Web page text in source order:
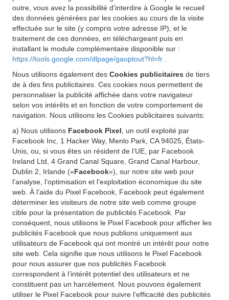
outre, vous avez la possibilité d'interdire à Google le recueil
des données générées par les cookies au cours de la visite
effectuée sur le site (y compris votre adresse IP), et le
traitement de ces données, en téléchargeant puis en
installant le module complémentaire disponible sur :
https://tools.google.com/dlpage/gaoptout?hl=fr
Nous utilisons également des Cookies publicitaires de tiers
de à des fins publicitaires. Ces cookies nous permettent de
personnaliser la publicité affichée dans votre navigateur
selon vos intérêts et en fonction de votre comportement de
navigation. Nous utilisons les Cookies publicitaires suivants:
a) Nous utilisons Facebook Pixel , un outil exploité par
Facebook Inc, 1 Hacker Way, Menlo Park, CA 94025, États-
Unis, ou, si vous êtes un résident de l’UE, par Facebook
Ireland Ltd, 4 Grand Canal Square, Grand Canal Harbour,
Dublin 2, Irlande («Facebook»), sur notre site web pour
l’analyse, l’optimisation et l’exploitation économique du site
web. À l’aide du Pixel Facebook, Facebook peut également
déterminer les visiteurs de notre site web comme groupe
cible pour la présentation de publicités Facebook. Par
conséquent, nous utilisons le Pixel Facebook pour afficher les
publicités Facebook que nous publions uniquement aux
utilisateurs de Facebook qui ont montré un intérêt pour notre
site web. Cela signifie que nous utilisons le Pixel Facebook
pour nous assurer que nos publicités Facebook
correspondent à l’intérêt potentiel des utilisateurs et ne
constituent pas un harcèlement. Nous pouvons également
utiliser le Pixel Facebook pour suivre l’efficacité des publicités